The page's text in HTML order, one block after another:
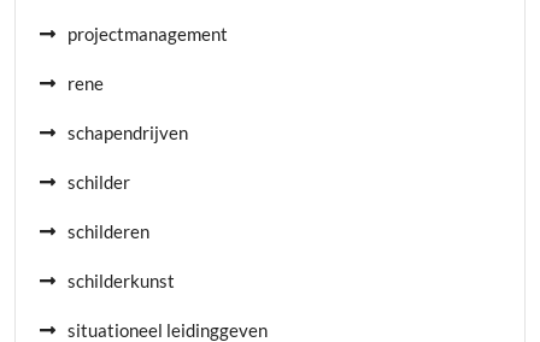
projectmanagement
rene
schapendrijven
schilder
schilderen
schilderkunst
situationeel leidinggeven